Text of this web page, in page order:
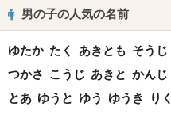
男の子の人気の名前
ゆたか たく あきとも そうじ
つかさ こうじ あきと かんじ
とあ ゆうと ゆう ゆうき りく